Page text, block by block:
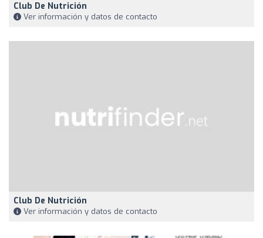
Club De Nutrición
Ver información y datos de contacto
Club De Nutrición
Ver información y datos de contacto